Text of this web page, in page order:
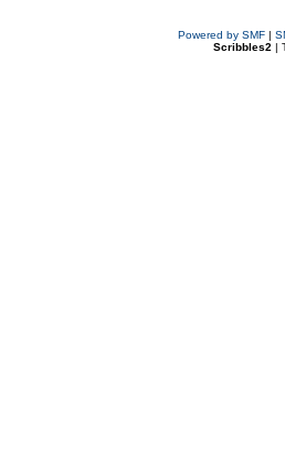
Powered by SMF|
Scribbles2 |